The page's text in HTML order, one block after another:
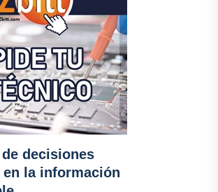
decisiones
en la información